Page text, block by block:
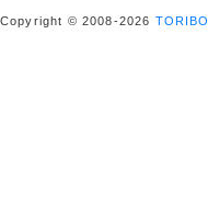
Copyright © 2008-2026 TORIBO